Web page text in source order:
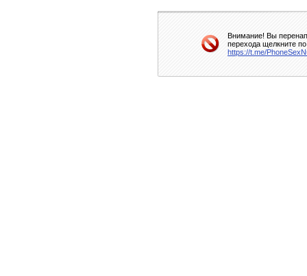
Внимание! Вы
перехода щелкните
https://t.me/